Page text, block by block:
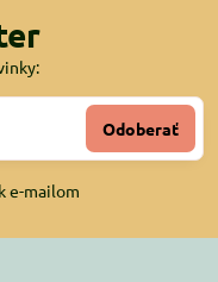
Odoberať
e-mailom